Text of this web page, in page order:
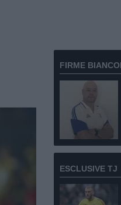
FIRME
ESCLUSIVE TJ